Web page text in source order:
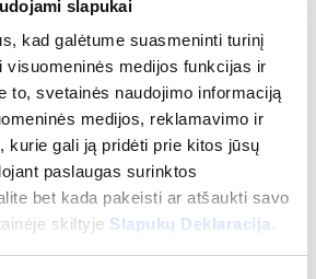
slapukai
kad galėtume suasmeninti turinį
visuomeninės medijos funkcijas ir
to, svetainės naudojimo informaciją
medijos, reklamavimo ir
kurie gali ją pridėti prie kitos jūsų
paslaugas surinktos
bet kada pakeisti ar atšaukti savo
skiltyje Slapukų Deklaracija.
skaityti techninius projektus ir
gebėjimai, atsakingumas ir
techninę dokumentaciją bei
neatitikimus ir rizikas
darbui tarptautinėje komandoje
todėl suteikiame: